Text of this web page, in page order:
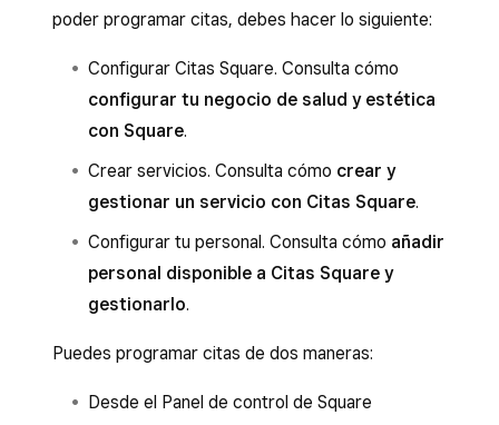
poder programar citas, debes hacer lo siguiente:
Configurar Citas Square. Consulta cómo
configurar tu negocio de salud y estética
con Square.
Crear servicios. Consulta cómo crear y
gestionar un servicio con Citas Square.
Configurar tu personal. Consulta cómo añadir
personal disponible a Citas Square y
gestionarlo.
Puedes programar citas de dos maneras:
Desde el Panel de control de Square